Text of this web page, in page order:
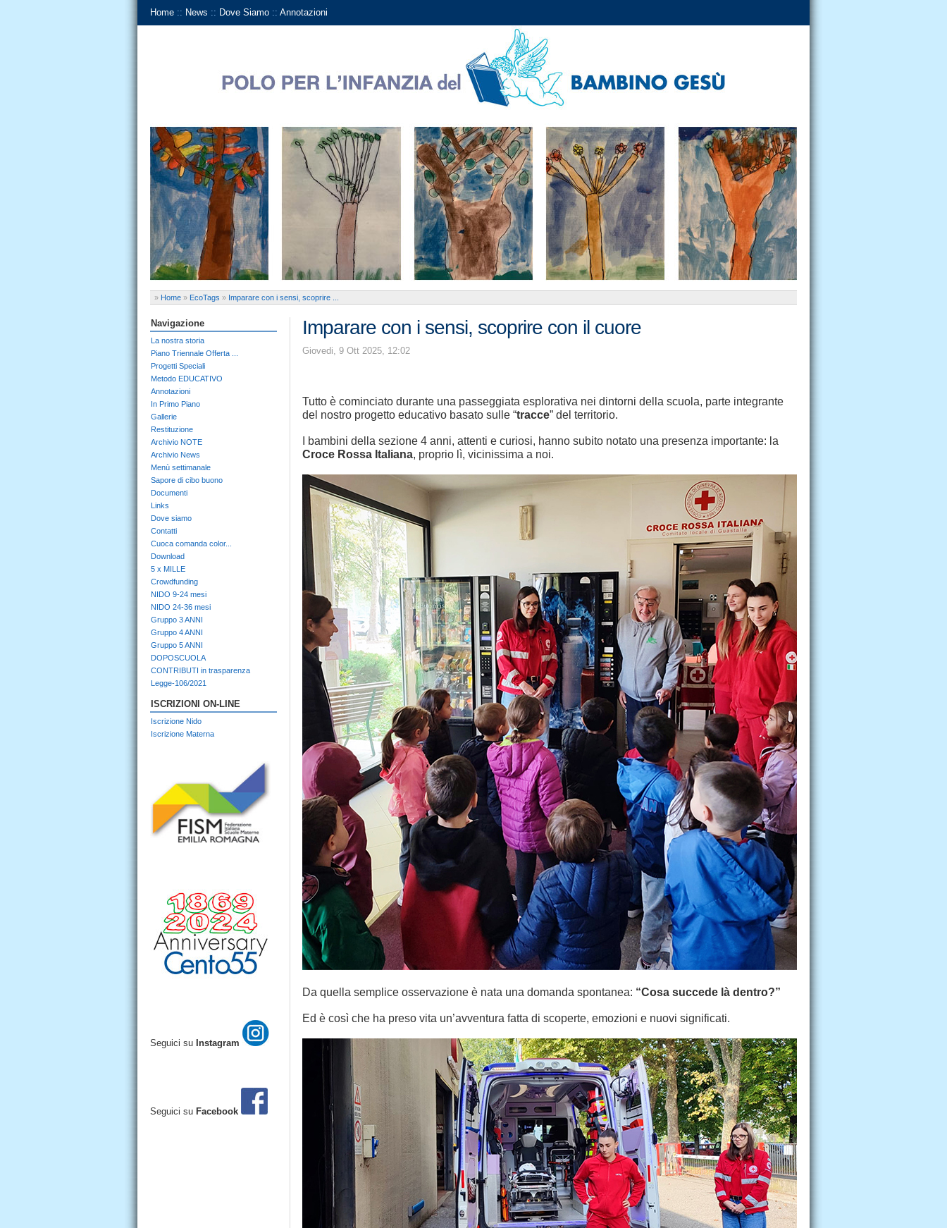
Home :: News :: Dove Siamo :: Annotazioni
» Home » EcoTags » Imparare con i sensi, scoprire ...
Imparare con i sensi, scoprire con il cuore
Giovedi, 9 Ott 2025, 12:02
Tutto è cominciato durante una passeggiata esplorativa nei dintorni della scuola, parte integrante
del nostro progetto educativo basato sulle “tracce” del territorio.
I bambini della sezione 4 anni, attenti e curiosi, hanno subito notato una presenza importante: la
Croce Rossa Italiana, proprio lì, vicinissima a noi.
Da quella semplice osservazione è nata una domanda spontanea: “Cosa succede là dentro?”
Ed è così che ha preso vita un’avventura fatta di scoperte, emozioni e nuovi significati.
Navigazione
La nostra storia
Piano Triennale Offerta ...
Progetti Speciali
Metodo EDUCATIVO
Annotazioni
In Primo Piano
Gallerie
Restituzione
Archivio NOTE
Archivio News
Menù settimanale
Sapore di cibo buono
Documenti
Links
Dove siamo
Contatti
Cuoca comanda color...
Download
5 x MILLE
Crowdfunding
NIDO 9-24 mesi
NIDO 24-36 mesi
Gruppo 3 ANNI
Gruppo 4 ANNI
Gruppo 5 ANNI
DOPOSCUOLA
CONTRIBUTI in trasparenza
Legge-106/2021
ISCRIZIONI ON-LINE
Iscrizione Nido
Iscrizione Materna
Seguici su Instagram
Seguici su Facebook